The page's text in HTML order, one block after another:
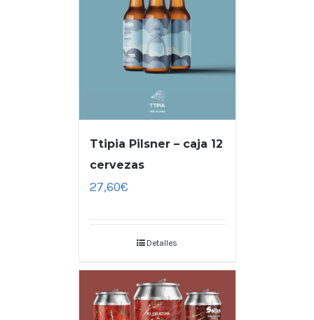
Ttipia Pilsner – caja 12
cervezas
27,60€
Detalles